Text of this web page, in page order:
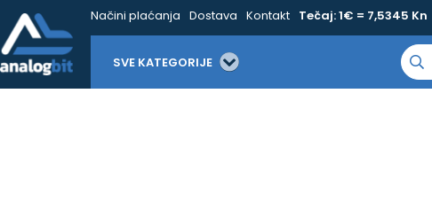
Načini plaćanja Dostava Kontakt Tečaj: 1€ = 7,5345 Kn
SVE KATEGORIJE